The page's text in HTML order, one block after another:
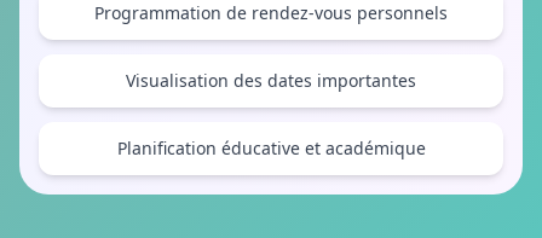
Programmation de rendez-vous personnels
Visualisation des dates importantes
Planification éducative et académique